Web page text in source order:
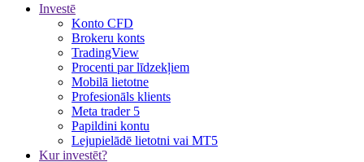
Investē
Konto CFD
Brokeru konts
TradingView
Procenti par līdzekļiem
Mobilā lietotne
Profesionāls klients
Meta trader 5
Papildini kontu
Lejupielādē lietotni vai MT5
Kur investēt?